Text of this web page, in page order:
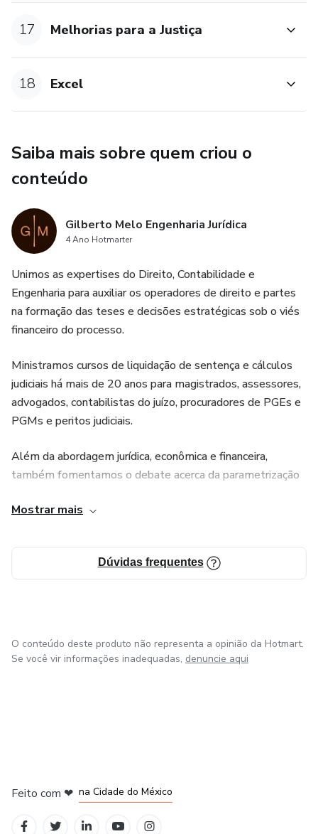
17 Melhorias para a Justiça
18 Excel
Saiba mais sobre quem criou o
conteúdo
Gilberto Melo Engenharia Jurídica
4 Ano Hotmarter
Unimos as expertises do Direito, Contabilidade e
Engenharia para auxiliar os operadores de direito e partes
na formação das teses e decisões estratégicas sob o viés
financeiro do processo.
Ministramos cursos de liquidação de sentença e cálculos
judiciais há mais de 20 anos para magistrados, assessores,
advogados, contabilistas do juízo, procuradores de PGEs e
PGMs e peritos judiciais.
Além da abordagem jurídica, econômica e financeira,
também fomentamos o debate acerca da parametrização
efetividade da execução e cumprimento de sentença.
Mostrar mais
Dúvidas frequentes
O conteúdo deste produto não representa a opinião da Hotmart.
Se você vir informações inadequadas, denuncie aqui
Feito com ❤ na Cidade do México